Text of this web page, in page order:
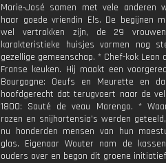
Marie-José samen met vele anderen
haar goede vriendin Els. De begijnen
wel vertrokken zijn, de 29
karakteristieke huisjes vormen nog
gezellige gemeenschap. * Chef-kok Leon
Franse keuken. Hij maakt een
Bourgogne: Oeufs en Meurette en
hoofdgerecht dat terugvoert naar de
1800: Sauté de veau Marengo. *
rozen en snijhortensia's werden
nu honderden mensen van hun
glas. Eigenaar Wouter nam de
ouders over en begon dit groene